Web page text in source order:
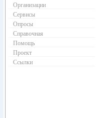
Организации
Сервисы
Опросы
Справочная
Помощь
Проект
Ссылки